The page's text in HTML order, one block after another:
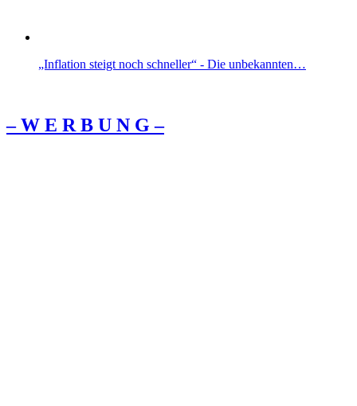
„Inflation steigt noch schneller“ - Die unbekannten…
– W Ε R Β U Ν G –